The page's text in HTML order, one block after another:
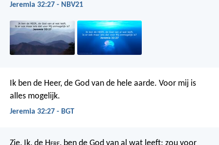
Jeremia 32:27 - NBV21
Ik ben de Heer, de God van de hele aarde. Voor mij is
alles mogelijk.
Jeremia 32:27 - BGT